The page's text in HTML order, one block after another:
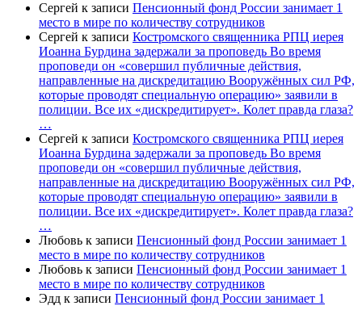
Сергей к записи Пенсионный фонд России занимает 1
место в мире по количеству сотрудников
Сергей к записи Костромского священника РПЦ иерея
Иоанна Бурдина задержали за проповедь Во время
проповеди он «совершил публичные действия,
направленные на дискредитацию Вооружённых сил РФ,
которые проводят специальную операцию» заявили в
полиции. Все их «дискредитирует». Колет правда глаза?
…
Сергей к записи Костромского священника РПЦ иерея
Иоанна Бурдина задержали за проповедь Во время
проповеди он «совершил публичные действия,
направленные на дискредитацию Вооружённых сил РФ,
которые проводят специальную операцию» заявили в
полиции. Все их «дискредитирует». Колет правда глаза?
…
Любовь к записи Пенсионный фонд России занимает 1
место в мире по количеству сотрудников
Любовь к записи Пенсионный фонд России занимает 1
место в мире по количеству сотрудников
Эдд к записи Пенсионный фонд России занимает 1